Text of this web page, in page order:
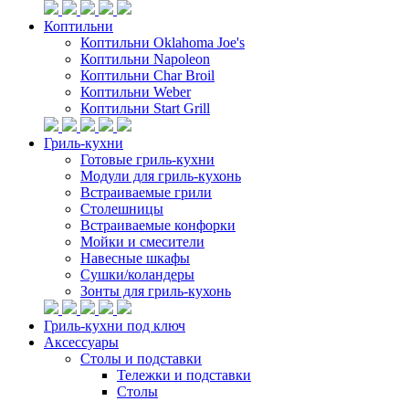
Коптильни
Коптильни Oklahoma Joe's
Коптильни Napoleon
Коптильни Char Broil
Коптильни Weber
Коптильни Start Grill
Гриль-кухни
Готовые гриль-кухни
Модули для гриль-кухонь
Встраиваемые грили
Столешницы
Встраиваемые конфорки
Мойки и смесители
Навесные шкафы
Сушки/коландеры
Зонты для гриль-кухонь
Гриль-кухни под ключ
Аксессуары
Столы и подставки
Тележки и подставки
Столы